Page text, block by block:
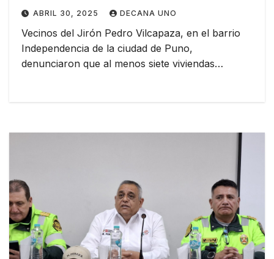
ABRIL 30, 2025 DECANA UNO
Vecinos del Jirón Pedro Vilcapaza, en el barrio
Independencia de la ciudad de Puno,
denunciaron que al menos siete viviendas…